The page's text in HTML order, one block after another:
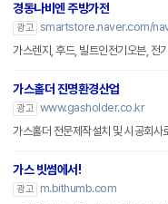
경동나비엔 주방가전
광고 smartstore.naver.com/
가스렌지, 후드, 빌트인전기오븐, 전
가스홀더 진명환경산업
광고 www.gasholder.co.kr
가스 빗썸에서!
광고
m.bithumb.com